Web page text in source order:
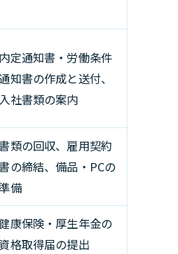
内定通知書・労働条件
知書の作成と送付、
入社書類の案内
類の回収、雇用契約
の締結、備品・PCの
備
康保険・厚生年金の
資格取得届の提出